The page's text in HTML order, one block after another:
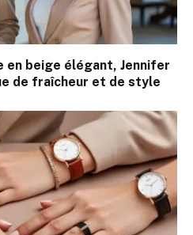
en beige élégant, Jennifer
de fraîcheur et de style